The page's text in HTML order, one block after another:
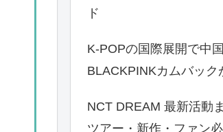
ド
K-POPの国際展開で中
BLACKPINKカムバック
NCT DREAM 最新活動
ツアー・新作・ファン